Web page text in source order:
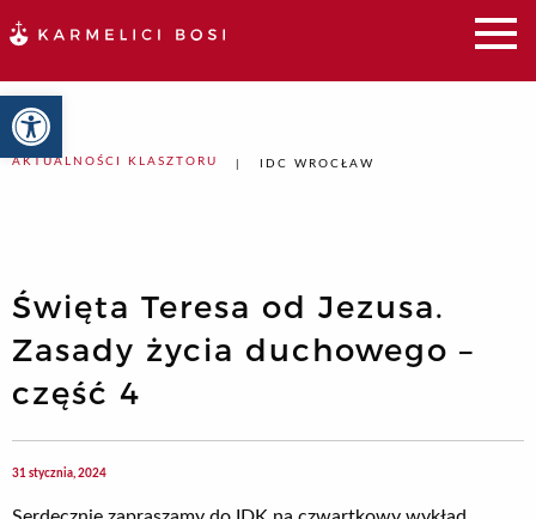
Otwórz pasek narzędzi
AKTUALNOŚCI KLASZTORU IDC WROCŁAW
Święta Teresa od Jezusa.
Zasady życia duchowego –
część 4
31 stycznia, 2024